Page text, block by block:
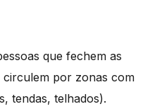
que fechem as
circulem por zonas com
tendas, telhados).